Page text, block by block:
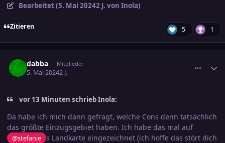
Bearbeitet (5. Mai 20242 J. von Inola)
Zitieren 5 1
dabba Mitglieder
5. Mai 20242 J.
vor 13 Minuten schrieb Inola:
Da habe ich mich dann gefragt, welche Cons denn tatsächlich
das größte Einzugsgebiet haben. Ich habe das mal auf
@stefanie s Landkarte eingezeichnet (ich hoffe das stört dich